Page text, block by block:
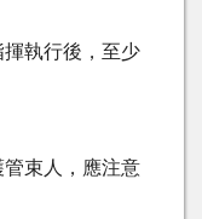
執行後，至少
束人，應注意